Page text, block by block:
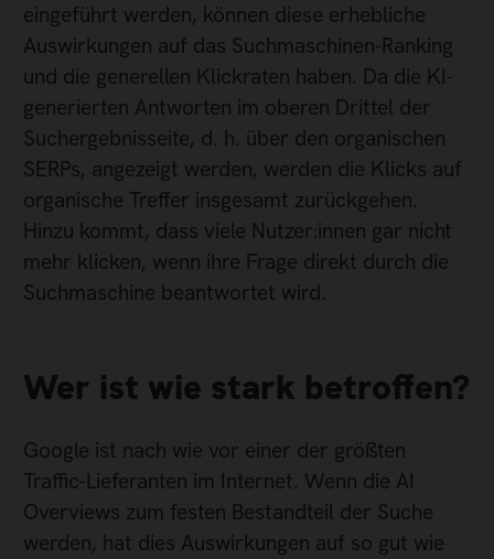
eingeführt werden, können diese erhebliche
Auswirkungen auf das Suchmaschinen-Ranking
und die generellen Klickraten haben. Da die KI-
generierten Antworten im oberen Drittel der
Suchergebnisseite, d. h. über den organischen
SERPs, angezeigt werden, werden die Klicks auf
organische Treffer insgesamt zurückgehen.
Hinzu kommt, dass viele Nutzer:innen gar nicht
mehr klicken, wenn ihre Frage direkt durch die
Suchmaschine beantwortet wird.
Wer ist wie stark betroffen?
Google ist nach wie vor einer der größten
Traffic-Lieferanten im Internet. Wenn die AI
Overviews zum festen Bestandteil der Suche
werden, hat dies Auswirkungen auf so gut wie